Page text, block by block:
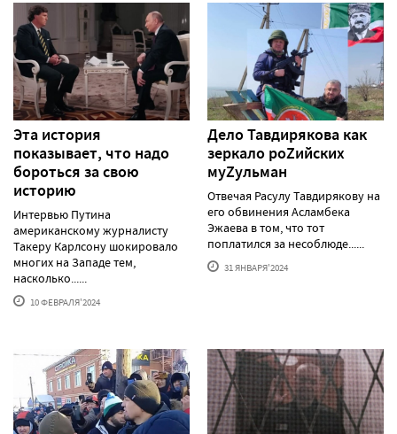
Эта история
показывает, что надо
бороться за свою
историю
Интервью Путина
американскому журналисту
Такеру Карлсону шокировало
многих на Западе тем,
насколько......
10 ФЕВРАЛЯ'2024
Дело Тавдирякова как
зеркало роZийских
муZульман
Отвечая Расулу Тавдирякову на
его обвинения Асламбека
Эжаева в том, что тот
поплатился за несоблюде......
31 ЯНВАРЯ'2024